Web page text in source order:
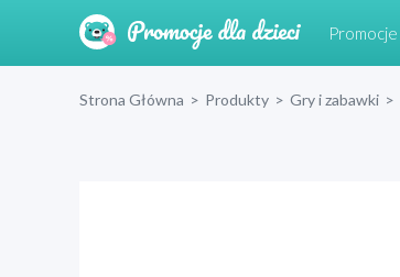
Promocje
Strona Główna > Produkty > Gry i zabawki >